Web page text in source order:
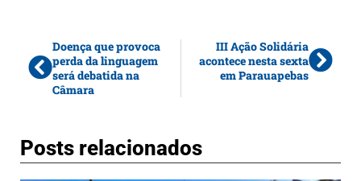
Doença que provoca
perda da linguagem
será debatida na
Câmara
III Ação Solidária
acontece nesta sexta
em Parauapebas
Posts relacionados